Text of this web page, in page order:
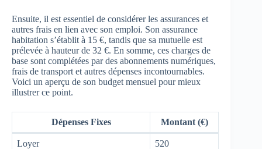
Ensuite, il est essentiel de considérer les assurances et
autres frais en lien avec son emploi. Son assurance
habitation s’établit à 15 €, tandis que sa mutuelle est
prélevée à hauteur de 32 €. En somme, ces charges de
base sont complétées par des abonnements numériques,
frais de transport et autres dépenses incontournables.
Voici un aperçu de son budget mensuel pour mieux
illustrer ce point.
Dépenses Fixes Montant (€)
Loyer 520